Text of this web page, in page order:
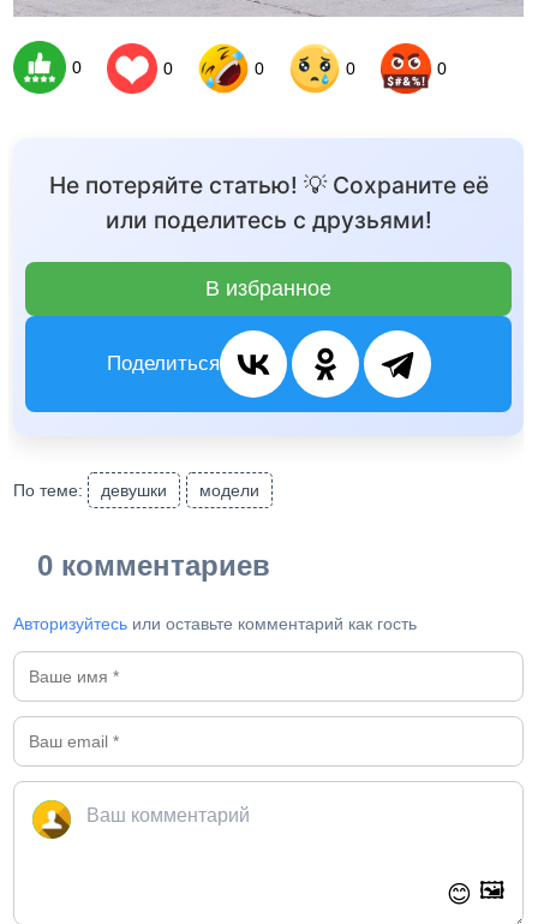
0 0 0 0 0
Не потеряйте статью! 💡 Сохраните её
или поделитесь с друзьями!
В избранное
Поделиться
По теме: девушки модели
0 комментариев
Авторизуйтесь или оставьте комментарий как гость
😊 🖼️